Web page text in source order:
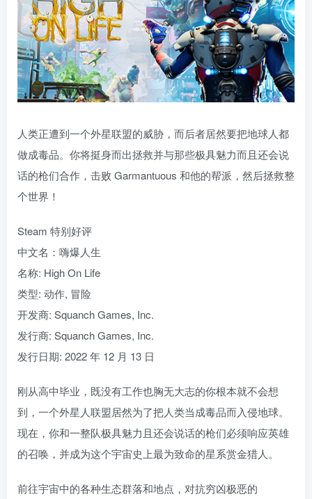
人类正遭到一个外星联盟的威胁，而后者居然要把地球人都
做成毒品。你将挺身而出拯救并与那些极具魅力而且还会说
话的枪们合作，击败 Garmantuous 和他的帮派，然后拯救整
个世界！
Steam 特别好评
中文名：嗨爆人生
名称: High On Life
类型: 动作, 冒险
开发商: Squanch Games, Inc.
发行商: Squanch Games, Inc.
发行日期: 2022 年 12 月 13 日
刚从高中毕业，既没有工作也胸无大志的你根本就不会想
到，一个外星人联盟居然为了把人类当成毒品而入侵地球。
现在，你和一整队极具魅力且还会说话的枪们必须响应英雄
的召唤，并成为这个宇宙史上最为致命的星系赏金猎人。
前往宇宙中的各种生态群落和地点，对抗穷凶极恶的